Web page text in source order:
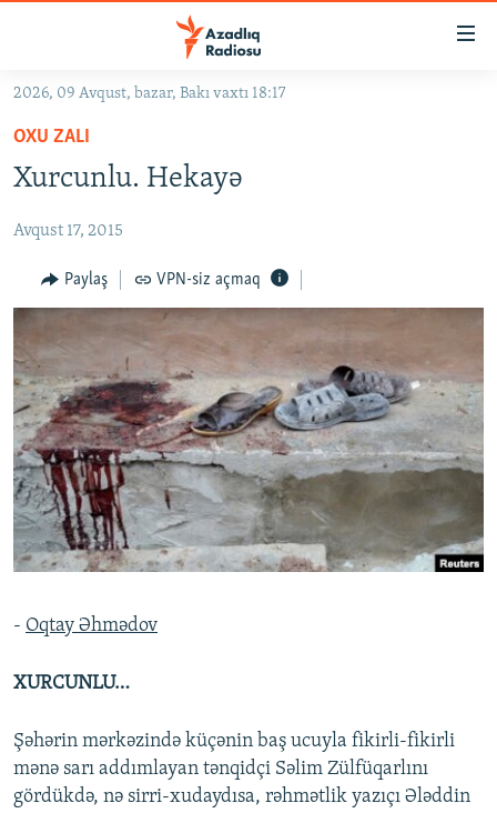
Əsas
qayıt
Əsas
qayıt
#ƏSLINDƏ
FƏRQƏ BAX
QANUNI DOĞRU
ARAŞDIRMA
MULTIMEDIA
VIDEO
FOTOQALEREYA
İNFOQRAFIKA
KARIKATURA
RADIO ARXIV
OXU ZALI
AZƏRBAYCAN ƏDƏBIYYATI KITABXANASI
İSLAM VƏ DEMOKRATIYA
HAQQIMIZDA
MISSIYAMIZ
PEŞƏ ETIKASI VƏ JURNALISTIKA STANDARTLARIMIZ
AZADLIQRADIOSU MOBIL TELEFONUNUZDA
BIZIMLƏ ƏLAQƏ
BIZI IZLƏ
RFE/RL-in bütün saytları
2026, 09 Avqust, bazar, Bakı vaxtı 18:17
OXU ZALI
Xurcunlu. Hekayə
Avqust 17, 2015
Paylaş VPN-siz açmaq
- Oqtay Əhmədov
XURCUNLU…
Şəhərin mərkəzində küçənin baş ucuyla fikirli-fikirli
mənə sarı addımlayan tənqidçi Səlim Zülfüqarlını
gördükdə, nə sirri-xudaydısa, rəhmətlik yazıçı Ələddin